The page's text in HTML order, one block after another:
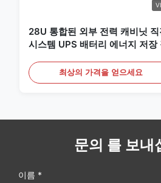
28U 통합된 외부 전력 캐비닛 직
시스템 UPS 배터리 에너지 저장
최상의 가격을 얻으세요
문의 를 보내
이름 *